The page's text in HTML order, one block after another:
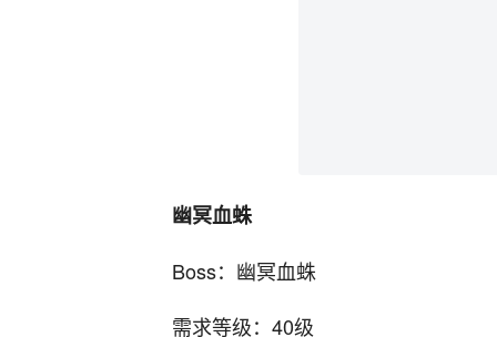
幽冥血蛛
Boss：幽冥血蛛
需求等级：40级